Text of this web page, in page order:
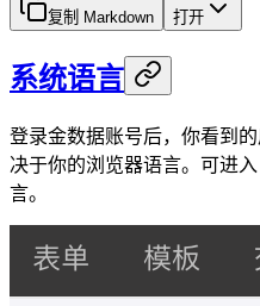
复制 Markdown 打开
系统语言
登录金数据账号后，你看到
决于你的浏览器语言。可进入
言。